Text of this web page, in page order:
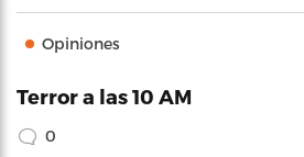
Opiniones
Terror a las 10 AM
0